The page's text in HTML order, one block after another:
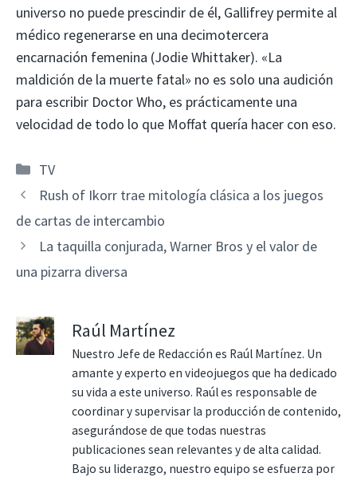
universo no puede prescindir de él, Gallifrey permite al
médico regenerarse en una decimotercera
encarnación femenina (Jodie Whittaker). «La
maldición de la muerte fatal» no es solo una audición
para escribir Doctor Who, es prácticamente una
velocidad de todo lo que Moffat quería hacer con eso.
Categorías
TV
Rush of Ikorr trae mitología clásica a los juegos
de cartas de intercambio
La taquilla conjurada, Warner Bros y el valor de
una pizarra diversa
Raúl Martínez
Nuestro Jefe de Redacción es Raúl Martínez. Un
amante y experto en videojuegos que ha dedicado
su vida a este universo. Raúl es responsable de
coordinar y supervisar la producción de contenido,
asegurándose de que todas nuestras
publicaciones sean relevantes y de alta calidad.
Bajo su liderazgo, nuestro equipo se esfuerza por